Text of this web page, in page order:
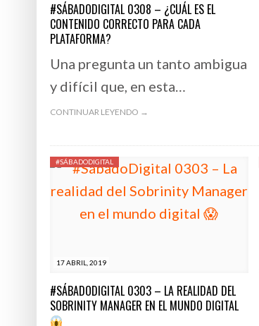
#SÁBADODIGITAL 0308 – ¿CUÁL ES EL
CONTENIDO CORRECTO PARA CADA
PLATAFORMA?
Una pregunta un tanto ambigua
y difícil que, en esta…
CONTINUAR LEYENDO →
17 ABRIL, 2019
#SÁBADODIGITAL
#SÁBADODIGITAL 0303 – LA REALIDAD DEL
SOBRINITY MANAGER EN EL MUNDO DIGITAL